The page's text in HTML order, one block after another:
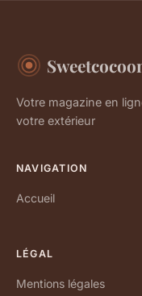
Votre magazine en
votre extérieur
NAVIGATION
Accueil
LÉGAL
Mentions légales